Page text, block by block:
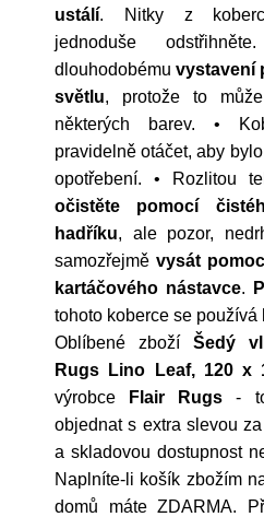
ustálí. Nitky z
jednoduše
dlouhodobému vystavení
světlu, protože to
některých barev. •
pravidelně otáčet, aby
opotřebení. • Rozlitou
očistěte pomocí
hadříku, ale pozor,
samozřejmě vysát
kartáčového nástavce.
tohoto koberce se používá
Oblíbené zboží Šedý
Rugs Lino Leaf, 120 x
výrobce
Flair Rugs -
objednat s extra slevou
a skladovou dostupnost
Naplníte-li košík zbožím
domů máte ZDARMA.